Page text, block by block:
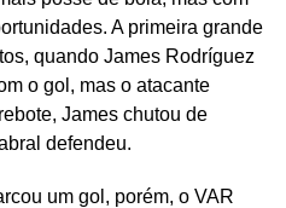
A primeira grande
quando James Rodríguez
o gol, mas o atacante
James chutou de
defendeu.
um gol, porém, o VAR